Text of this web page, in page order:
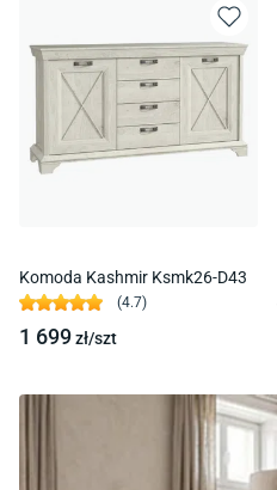
Komoda Kashmir Ksmk26-D43
(4.7)
1 699zł/szt